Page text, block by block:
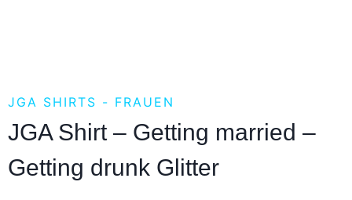
JGA SHIRTS - FRAUEN
JGA Shirt – Getting married –
Getting drunk Glitter